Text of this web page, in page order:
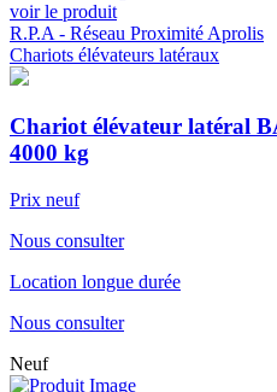
voir le produit
R.P.A - Réseau Proximité Aprolis
Chariots élévateurs latéraux
Chariot élévateur latéral
4000 kg
Prix neuf
Nous consulter
Location longue durée
Nous consulter
Neuf